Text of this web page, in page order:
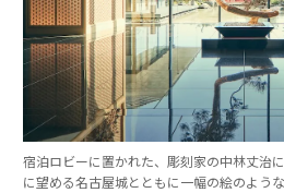
宿泊ロビーに置かれた、彫刻家の中林丈治
に望める名古屋城とともに一幅の絵のような